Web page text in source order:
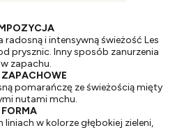
radosną i intensywną świeżość Les
prysznic. Inny sposób zanurzenia
zapachu.
pomarańczę ze świeżością mięty
nutami mchu.
FORMA
w kolorze głębokiej zieleni,